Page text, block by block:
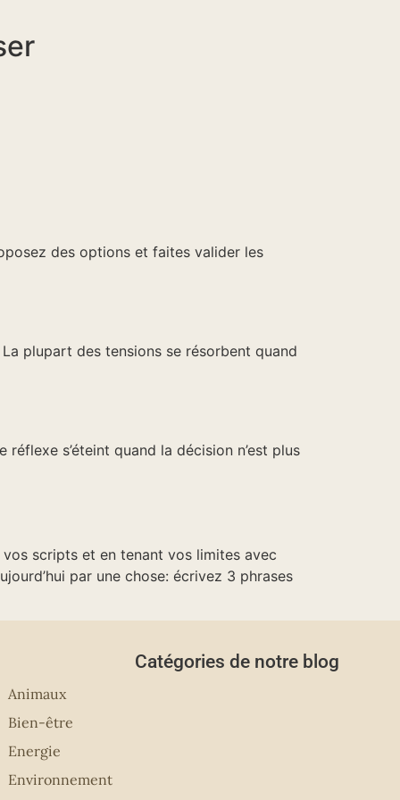
des options et faites valider les
plupart des tensions se résorbent quand
s’éteint quand la décision n’est plus
scripts et en tenant vos limites avec
par une chose: écrivez 3 phrases
Catégories de notre blog
Animaux
Bien-être
Energie
Environnement